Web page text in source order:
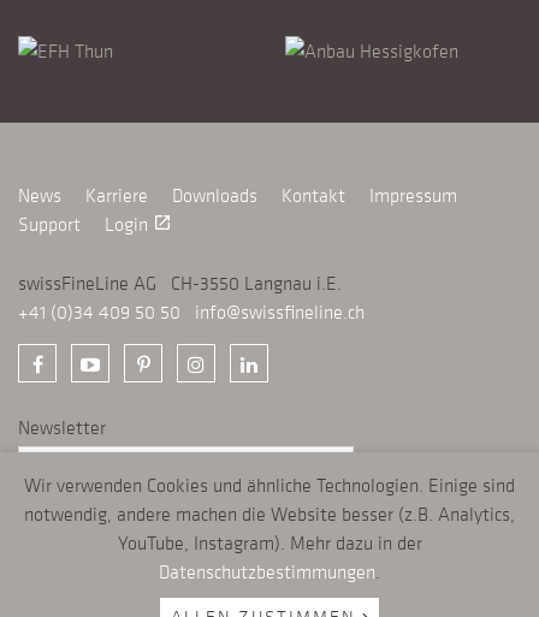
News Karriere Downloads Kontakt
Impressum
Support
Login launch
swissFineLine AG CH-3550 Langnau i.E.
+41 (0)34 409 50 50
info@swissfineline.ch
Newsletter
ANMELDENchevron_right
swissFineLine verwendet Cookies, um Ihr Online-Erlebnis zu verbessern. Mit
der weiteren Nutzung von swissfineline.ch akzeptieren Sie unsere
Wir verwenden Cookies und ähnliche Technologien. Einige sind
notwendig, andere machen die Website besser (z.B. Analytics,
YouTube, Instagram). Mehr dazu in der
Datenschutzbestimmungen.